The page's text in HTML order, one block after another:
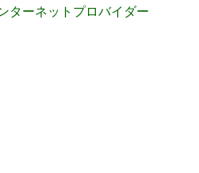
ターネットプロバイダー